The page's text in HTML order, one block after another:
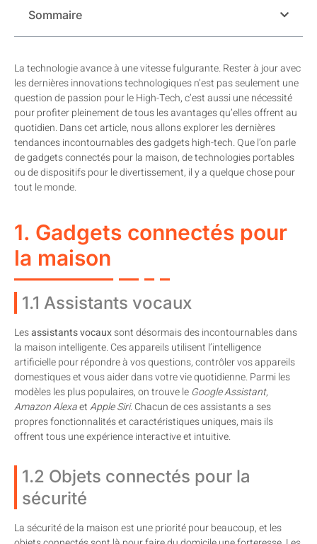
Sommaire
La technologie avance à une vitesse fulgurante. Rester à jour avec
les dernières innovations technologiques n’est pas seulement une
question de passion pour le High-Tech, c’est aussi une nécessité
pour profiter pleinement de tous les avantages qu’elles offrent au
quotidien. Dans cet article, nous allons explorer les dernières
tendances incontournables des gadgets high-tech. Que l’on parle
de gadgets connectés pour la maison, de technologies portables
ou de dispositifs pour le divertissement, il y a quelque chose pour
tout le monde.
1. Gadgets connectés pour
la maison
1.1 Assistants vocaux
Lesassistants vocauxsont désormais des incontournables dans
la maison intelligente. Ces appareils utilisent l’intelligence
artificielle pour répondre à vos questions, contrôler vos appareils
domestiques et vous aider dans votre vie quotidienne. Parmi les
modèles les plus populaires, on trouve le Google Assistant,
Amazon AlexaetApple Siri. Chacun de ces assistants a ses
propres fonctionnalités et caractéristiques uniques, mais ils
offrent tous une expérience interactive et intuitive.
1.2 Objets connectés pour la
sécurité
La sécurité de la maison est une priorité pour beaucoup, et les